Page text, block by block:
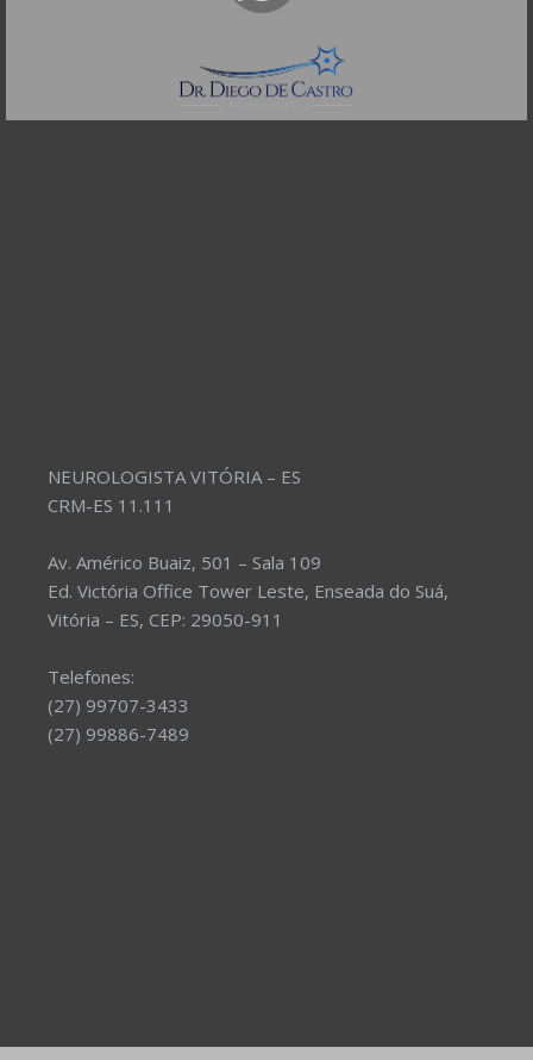
NEUROLOGISTA VITÓRIA – ES
CRM-ES 11.111
Av. Américo Buaiz, 501 – Sala 109
Ed. Victória Office Tower Leste, Enseada do Suá,
Vitória – ES, CEP: 29050-911
Telefones:
(27) 99707-3433
(27) 99886-7489